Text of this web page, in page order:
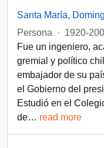
Santa María,
Persona
· 1920-
Fue un ingeniero,
gremial y político
embajador de su
el Gobierno del
Estudió en el
de… read more